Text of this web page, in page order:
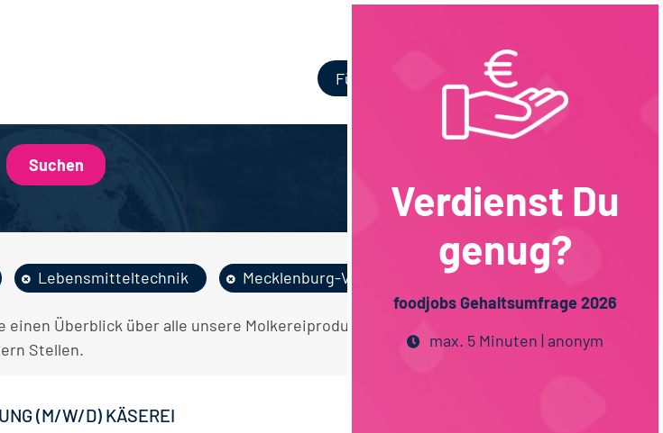
Für Unternehmen
Lebensmitteltechnik Mecklenburg-Vorpo...
einen Überblick über alle unsere Molkereiprodukte Lebensmitteltechnik
Stellen.
(M/W/D) KÄSEREI
Verdienst Du
genug?
foodjobs Gehaltsumfrage 2026
max. 5 Minuten | anonym